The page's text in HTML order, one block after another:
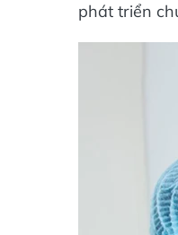
phát triển